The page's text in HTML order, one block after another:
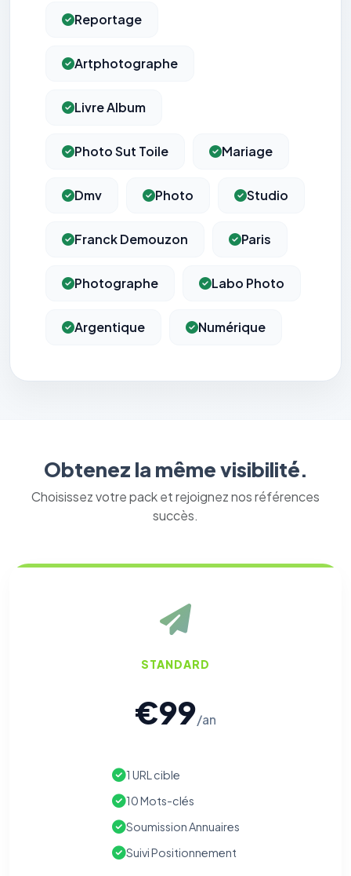
Reportage
Artphotographe
Livre Album
Photo Sut Toile Mariage
Dmv Photo Studio
Franck Demouzon Paris
Photographe Labo Photo
Argentique Numérique
Obtenez la même visibilité.
Choisissez votre pack et rejoignez nos références
succès.
STANDARD
€99/an
1 URL cible
10 Mots-clés
Soumission Annuaires
Suivi Positionnement